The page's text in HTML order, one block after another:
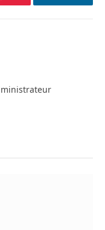
Pinterest LinkedIn